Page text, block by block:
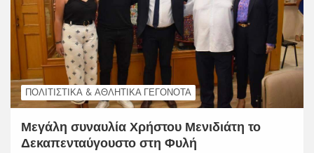
ΠΟΛΙΤΙΣΤΙΚΆ & ΑΘΛΗΤΙΚΆ ΓΕΓΟΝΌΤΑ
Μεγάλη συναυλία Χρήστου Μενιδιάτη το
Δεκαπενταύγουστο στη Φυλή